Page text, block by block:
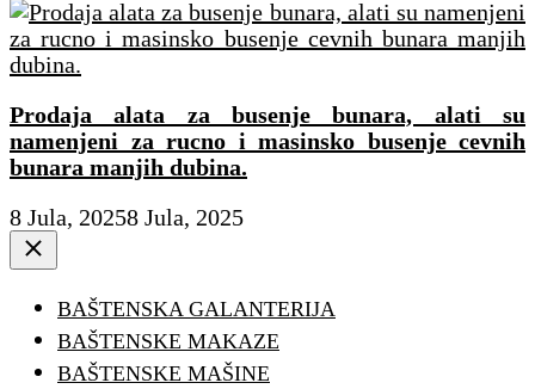
Prodaja alata za busenje bunara, alati su
namenjeni za rucno i masinsko busenje cevnih
bunara manjih dubina.
8 Jula, 20258 Jula, 2025
Close
BAŠTENSKA GALANTERIJA
BAŠTENSKE MAKAZE
BAŠTENSKE MAŠINE